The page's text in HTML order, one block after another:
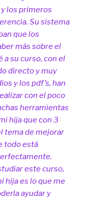
los primeros
Su sistema
que los
más sobre el
su curso, con el
directo y muy
y los pdf’s, han
con el poco
herramientas
hija que con 3
tema de mejorar
todo está
este curso,
hija es lo que me
ayudar y